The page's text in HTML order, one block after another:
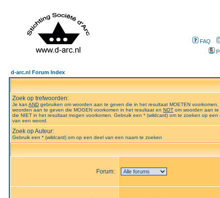
FAQ
d-arc.nl Forum Index
Zoek op trefwoorden:
Je kan AND gebruiken om woorden aan te geven die in het resultaat MOETEN voorkomen,
woorden aan te geven die MOGEN voorkomen in het resultaat en NOT om woorden aan
die NIET in het resultaat mogen voorkomen. Gebruik een * (wildcard) om te zoeken op een
van een woord.
Zoek op Auteur:
Gebruik een * (wildcard) om op een deel van een naam te zoeken
Forum: